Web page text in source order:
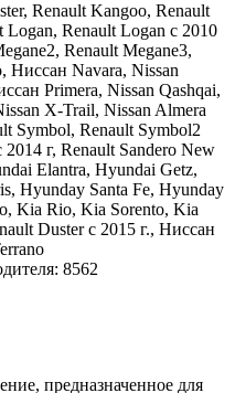
Renault Kangoo, Renault
Logan, Renault Logan c 2010
Renault Megane3,
Ниссан Navara, Nissan
Primera, Nissan Qashqai,
X-Trail, Nissan Almera
Symbol, Renault Symbol2
г, Renault Sandero New
Elantra, Hyundai Getz,
Hyunday Santa Fe, Hyunday
Kia Rio, Kia Sorento, Kia
Duster с 2015 г., Ниссан
8562
предназначенное для